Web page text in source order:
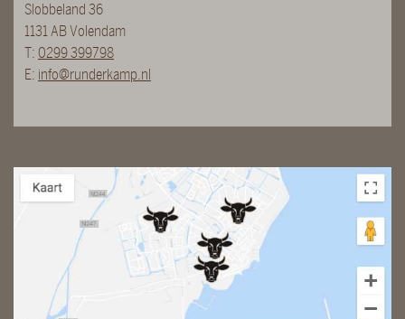
Slobbeland 36
1131 AB Volendam
T: 0299 399798
E: info@runderkamp.nl